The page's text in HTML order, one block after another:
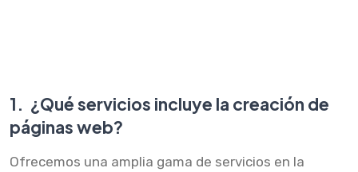
1. ¿Qué servicios incluye la creación de
páginas web?
Ofrecemos una amplia gama de servicios en la